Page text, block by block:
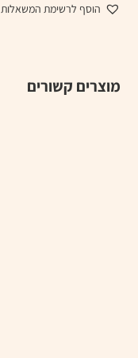
הוסף לרשימת המשאלות
מוצרים קשורים